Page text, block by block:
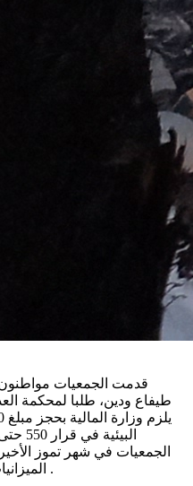
قدمت الجمعيات مواطنون
طيفاع ودين، طلبا لمحكمة
الجمعيات في شهر تموز
الميزانيات التي لم تحولها الوزارة حتى اليوم .